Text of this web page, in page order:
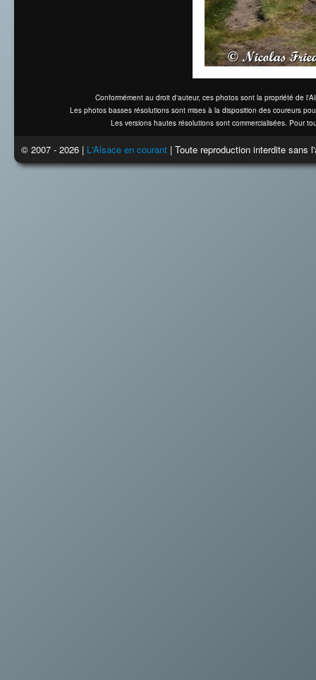
Conformément au droit d'auteur, ces photos sont la propriété de
Les photos basses résolutions sont mises à la disposition des coureurs
Les versions hautes résolutions sont commercialisées. Pour
© 2007 - 2026 | L'Alsace en courant | Toute reproduction interdite sans